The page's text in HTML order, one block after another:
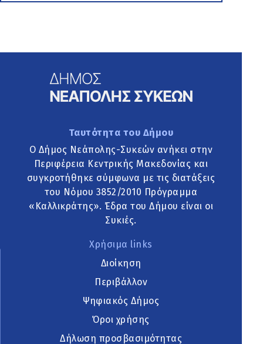
Ταυτότητα του Δήμου
Ο Δήμος Νεάπολης-Συκεών ανήκει στην
Περιφέρεια Κεντρικής Μακεδονίας και
συγκροτήθηκε σύμφωνα με τις διατάξεις
του Νόμου 3852/2010 Πρόγραμμα
«Καλλικράτης». Έδρα του Δήμου είναι οι
Συκιές.
Χρήσιμα links
Διοίκηση
Περιβάλλον
Ψηφιακός Δήμος
Όροι χρήσης
Δήλωση προσβασιμότητας